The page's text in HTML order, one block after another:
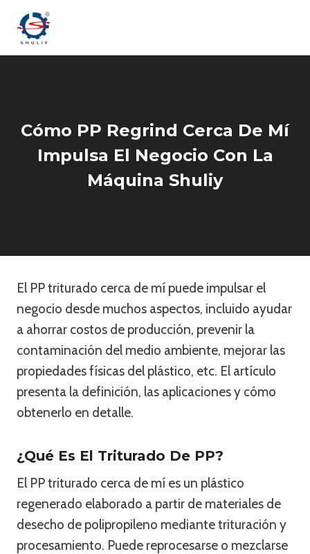
Saltar
Cómo PP Regrind Cerca De Mí
Impulsa El Negocio Con La
Máquina Shuliy
El PP triturado cerca de mí puede impulsar el
negocio desde muchos aspectos, incluido ayudar
a ahorrar costos de producción, prevenir la
contaminación del medio ambiente, mejorar las
propiedades físicas del plástico, etc. El artículo
presenta la definición, las aplicaciones y cómo
obtenerlo en detalle.
¿Qué Es El Triturado De PP?
El PP triturado cerca de mí es un plástico
regenerado elaborado a partir de materiales de
desecho de polipropileno mediante trituración y
procesamiento. Puede reprocesarse o mezclarse